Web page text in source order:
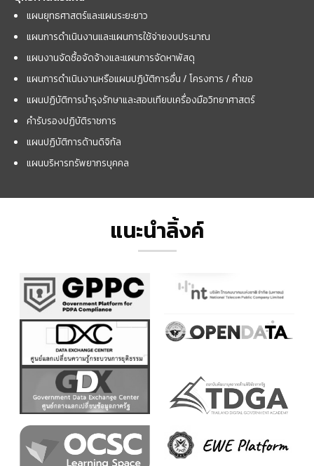
แผนยุทธศาสตร์และแผนระยะยาว
แผนการดำเนินงานและแผนการใช้จ่ายงบประมาณ
แผนงานจัดซื้อจัดจ้างและแผนการจัดหาพัสดุ
แผนการดำเนินงานหรือแผนปฏิบัติการอื่น / โครงการ / คำขอ
แผนปฏิบัติการบำรุงรักษาและสอบเทียบเครื่องมือวิทยาศาสตร์
คำรับรองปฏิบัติราชการ
แผนปฏิบัติการด้านดิจิทัล
แผนบริหารทรัพยากรบุคคล
แนะนำลิ้งค์